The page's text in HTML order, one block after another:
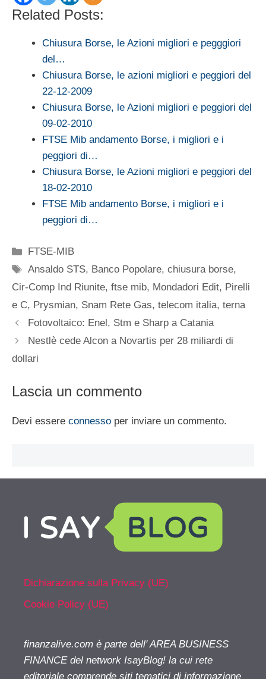
Related Posts:
Chiusura Borse, le Azioni migliori e pegggiori
del…
Chiusura Borse, le azioni migliori e peggiori del
22-12-2009
Chiusura Borse, le Azioni migliori e peggiori del
09-02-2010
FTSE Mib andamento Borse, i migliori e i
peggiori di…
Chiusura Borse, le Azioni migliori e peggiori del
18-02-2010
FTSE Mib andamento Borse, i migliori e i
peggiori di…
Categorie
FTSE-MIB
Tag
Ansaldo STS, Banco Popolare,chiusura borse,
Cir-Comp Ind Riunite, ftse mib, Mondadori Edit, Pirelli
e C, Prysmian, Snam Rete Gas, telecom italia, terna
Fotovoltaico: Enel, Stm e Sharp a Catania
Nestlè cede Alcon a Novartis per 28 miliardi di
dollari
Lascia un commento
Devi essere connesso per inviare un commento.
Dichiarazione sulla Privacy (UE)
Cookie Policy (UE)
finanzalive.com è parte dell' AREA BUSINESS
FINANCE del network IsayBlog! la cui rete
editoriale comprende siti tematici di informazione